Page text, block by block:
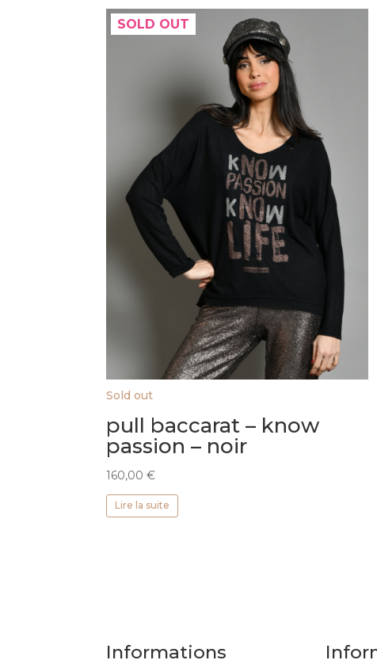
SOLD OUT
Sold out
pull baccarat – know
passion – noir
160,00€
Lire la suite
Informations